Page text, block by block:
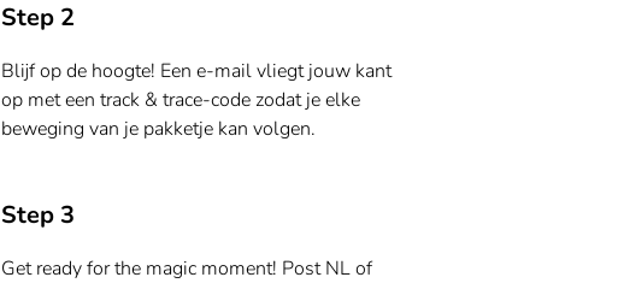
Step 2
Blijf op de hoogte! Een e-mail vliegt jouw kant
op met een track & trace-code zodat je elke
beweging van je pakketje kan volgen.
Step 3
Get ready for the magic moment! Post NL of